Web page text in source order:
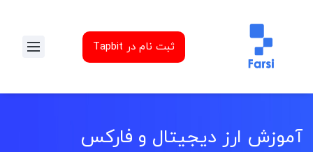
ثبت نام در Tapbit
آموزش ارز دیجیتال و فارکس